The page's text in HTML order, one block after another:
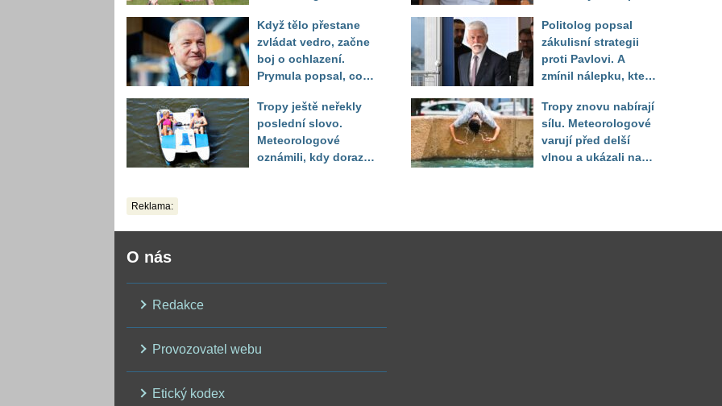
horka
Když tělo přestane
zvládat vedro, začne
boj o ochlazení.
Prymula popsal, co
kolapsem
Tropy ještě neřekly
poslední slovo.
Meteorologové
oznámili, kdy dorazí
zvířat
Politolog popsal
zákulisní strategii
proti Pavlovi. A
zmínil nálepku, která
volbou uškodit
Tropy znovu nabírají
sílu. Meteorologové
varují před delší
vlnou a ukázali na
Reklama:
O nás
Redakce
Provozovatel webu
Etický kodex